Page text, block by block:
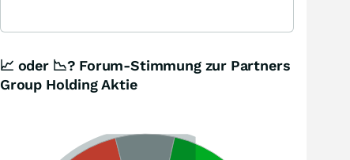
📈 oder 📉? Forum-Stimmung zur Partners
Group Holding Aktie